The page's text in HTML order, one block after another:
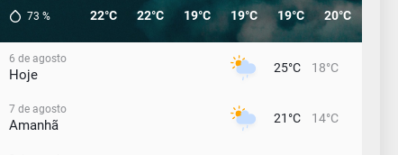
73 % 22°C 22°C 19°C 19°C 19°C 20°C
6 de agosto
Hoje 25°C 18°C
7 de agosto
Amanhã 21°C 14°C